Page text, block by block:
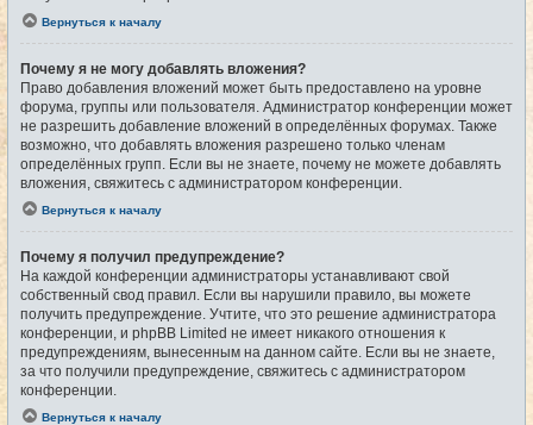
Вернуться к началу
Почему я не могу добавлять вложения?
Право добавления вложений может быть предоставлено на уровне
форума, группы или пользователя. Администратор конференции может
не разрешить добавление вложений в определённых форумах. Также
возможно, что добавлять вложения разрешено только членам
определённых групп. Если вы не знаете, почему не можете добавлять
вложения, свяжитесь с администратором конференции.
Вернуться к началу
Почему я получил предупреждение?
На каждой конференции администраторы устанавливают свой
собственный свод правил. Если вы нарушили правило, вы можете
получить предупреждение. Учтите, что это решение администратора
конференции, и phpBB Limited не имеет никакого отношения к
предупреждениям, вынесенным на данном сайте. Если вы не знаете,
за что получили предупреждение, свяжитесь с администратором
конференции.
Вернуться к началу